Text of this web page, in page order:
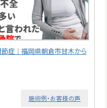
症｜福岡県朝倉市甘木から
施術例・お客様の声